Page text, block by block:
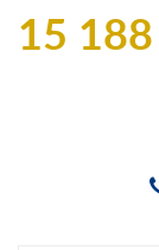
15 188